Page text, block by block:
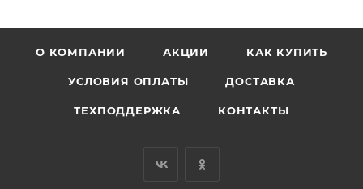
О КОМПАНИИ АКЦИИ КАК КУПИТЬ
УСЛОВИЯ ОПЛАТЫ ДОСТАВКА
ТЕХПОДДЕРЖКА КОНТАКТЫ